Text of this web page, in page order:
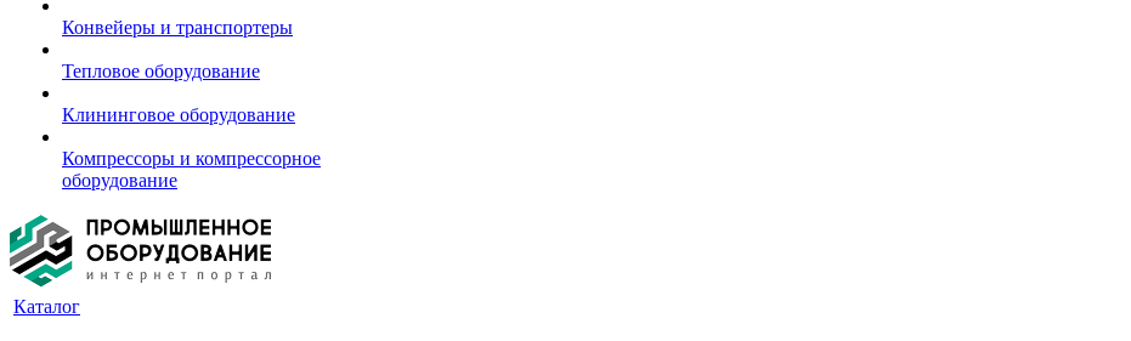
Конвейеры и транспортеры
Тепловое оборудование
Клининговое оборудование
Компрессоры и компрессорное
оборудование
Каталог